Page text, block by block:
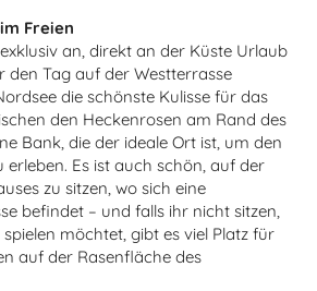
Freien
an, direkt an der Küste Urlaub
den Tag auf der Westterrasse
die schönste Kulisse für das
den Heckenrosen am Rand des
Bank, die der ideale Ort ist, um den
Es ist auch schön, auf der
zu sitzen, wo sich eine
befindet – und falls ihr nicht sitzen,
möchtet, gibt es viel Platz für
auf der Rasenfläche des